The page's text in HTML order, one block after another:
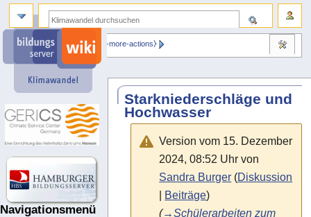
Starkniederschläge und
Hochwasser
Version vom 15. Dezember
2024, 08:52 Uhr von
Sandra Burger (Diskussion
Beiträge)
(→Schülerarbeiten zum
Navigationsmenü
⧼dbsskin-more-actions⧽